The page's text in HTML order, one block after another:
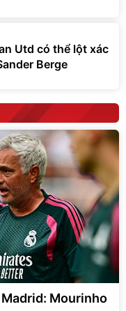
Utd có thể lột xác
Berge
Mourinho